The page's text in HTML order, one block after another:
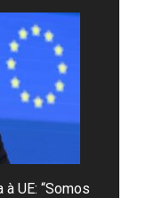
UE: “Somos